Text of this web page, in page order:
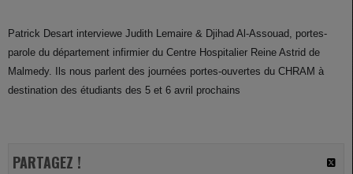
Patrick Desart interviewe Judith Lemaire & Djihad Al-Assouad, portes-
parole du département infirmier du Centre Hospitalier Reine Astrid de
Malmedy. Ils nous parlent des journées portes-ouvertes du CHRAM à
destination des étudiants des 5 et 6 avril prochains
PARTAGEZ !